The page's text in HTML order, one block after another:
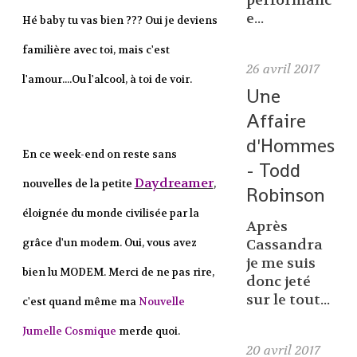
Hé baby tu vas bien ??? Oui je deviens
familière avec toi, mais c'est
l'amour....Ou l'alcool, à toi de voir.
En ce week-end on reste sans
nouvelles de la petite Daydreamer,
éloignée du monde civilisée par la
grâce d'un modem. Oui, vous avez
bien lu MODEM. Merci de ne pas rire,
c'est quand même maNouvelle
Jumelle Cosmique merde quoi.
e...
26 avril 2017
Une
Affaire
d'Hommes
- Todd
Robinson
Après
Cassandra
je me suis
donc jeté
sur le tout...
20 avril 2017